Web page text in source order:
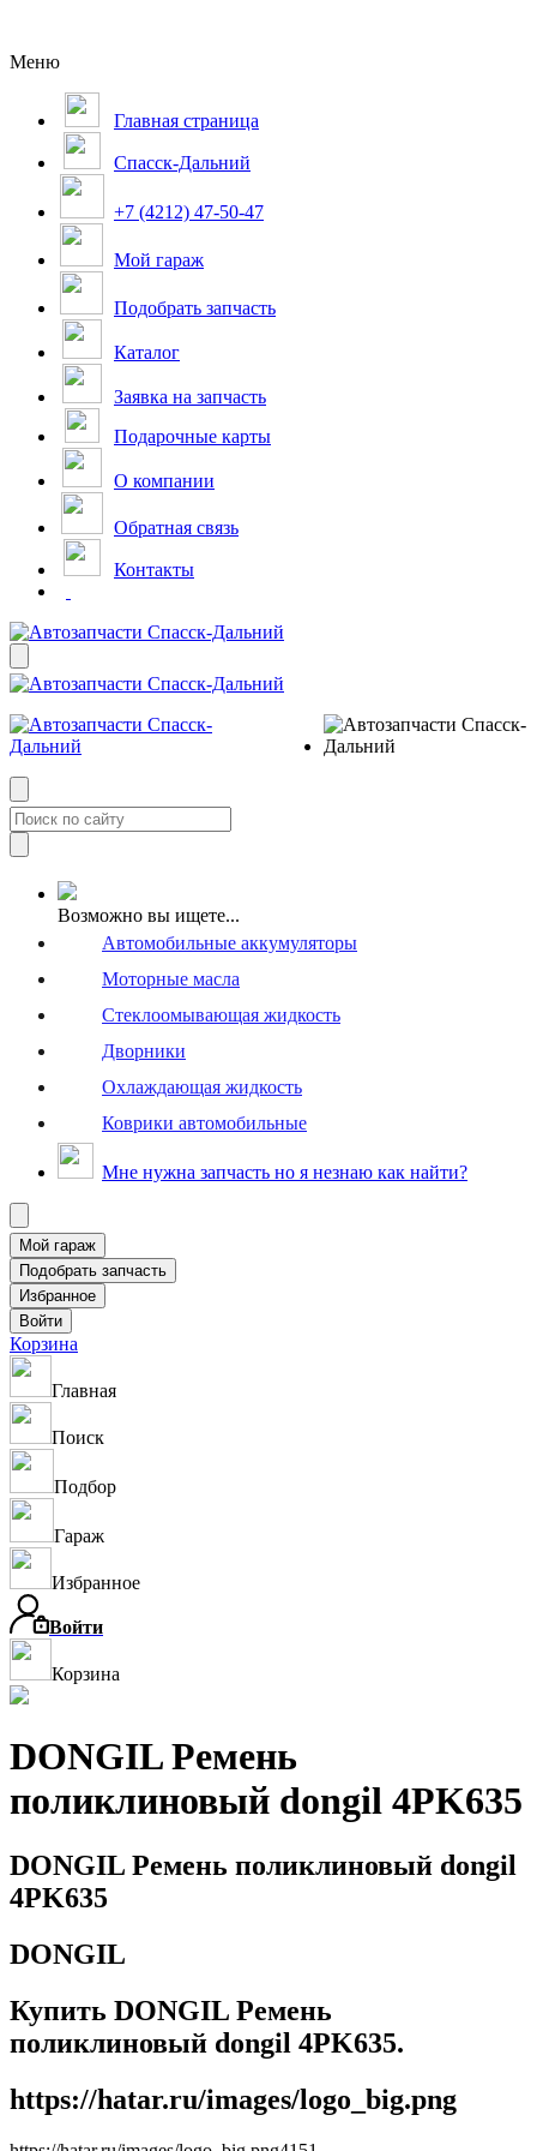
Меню
Главная страница
Спасск-Дальний
+7 (4212) 47-50-47
Мой гараж
Подобрать запчасть
Каталог
Заявка на запчасть
Подарочные карты
О компании
Обратная связь
Контакты
Возможно вы ищете...
Автомобильные аккумуляторы
Моторные масла
Стеклоомывающая жидкость
Дворники
Охлаждающая жидкость
Коврики автомобильные
Мне нужна запчасть но я незнаю как найти?
Корзина
Главная
Поиск
Подбор
Гараж
Избранное
Войти
Корзина
DONGIL Ремень
поликлиновый dongil 4PK635
DONGIL Ремень поликлиновый dongil
4PK635
DONGIL
Купить DONGIL Ремень
поликлиновый dongil 4PK635.
https://hatar.ru/images/logo_big.png